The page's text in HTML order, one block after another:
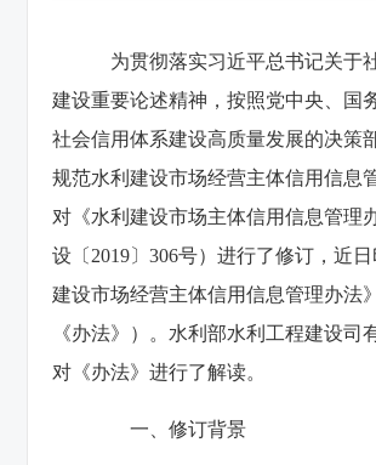
为贯彻落实习近平总书记关于
建设重要论述精神，按照党中央、国
社会信用体系建设高质量发展的决策
规范水利建设市场经营主体信用信息
对《水利建设市场主体信用信息管理
设〔2019〕306号）进行了修订，近
建设市场经营主体信用信息管理办法
《办法》）。水利部水利工程建设司
对《办法》进行了解读。
一、修订背景